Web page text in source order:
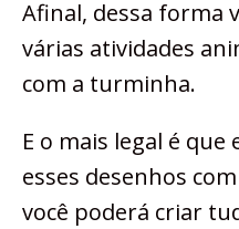
Afinal, dessa forma
várias atividades
com a turminha.
E o mais legal é
esses desenhos
você poderá criar